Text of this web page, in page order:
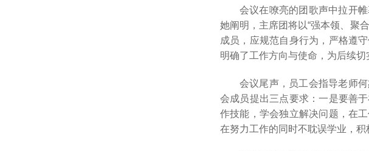
会议在嘹亮的团歌声中拉开
她阐明，主席团将以“强本领、聚
成员，应规范自身行为，严格遵
明确了工作方向与使命，为后续
会议尾声，员工会指导老师
会成员提出三点要求：一是要善
作技能，学会独立解决问题，在
在努力工作的同时不耽误学业，